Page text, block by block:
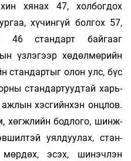
хянах 47, холбогдох
хүчингүй болгох 57,
46 стандарт байгааг
үзлэгээр хөдөл­мө­рийн
стан­дар­тыг олон улс, бүс
стан­дартуудтай харь­
хэсгийнхэн онцлов.
хөгжлийн бодлого, шинж­
уял­дуулах, стан­
мөр­дөх, эсэх, шинэч­лэн